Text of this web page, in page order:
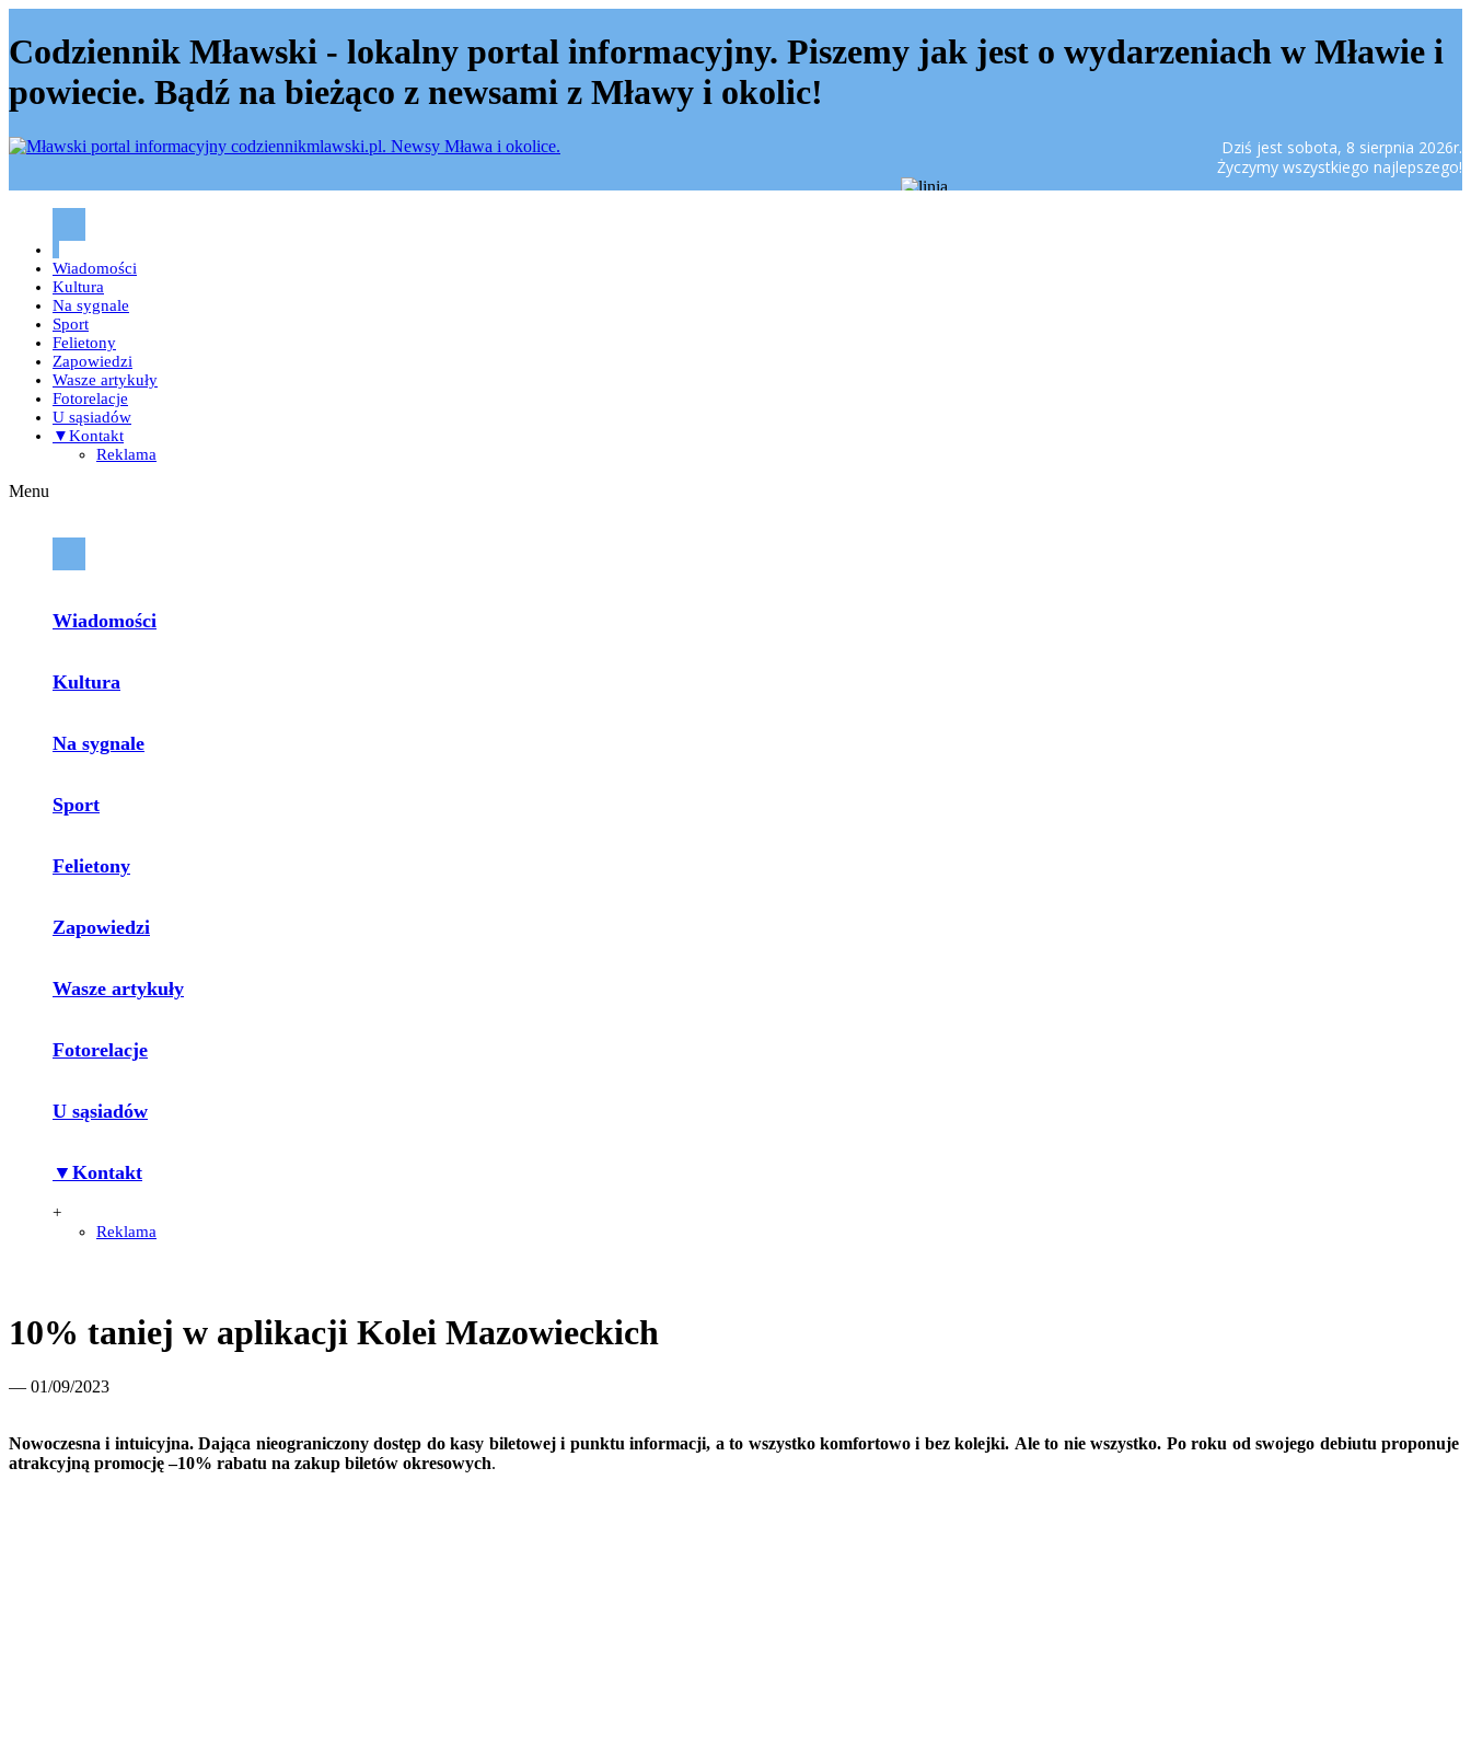
Codziennik Mławski - lokalny portal informacyjny. Piszemy jak jest o wydarzeniach w Mławie i
powiecie. Bądź na bieżąco z newsami z Mławy i okolic!
Dziś jest sobota, 8 sierpnia 2026r.
Życzymy wszystkiego najlepszego!
Codziennik mławski – Mława
Wiadomości
Kultura
Na sygnale
Sport
Felietony
Zapowiedzi
Wasze artykuły
Fotorelacje
U sąsiadów
▼Kontakt
Reklama
Menu
Wiadomości
Kultura
Na sygnale
Sport
Felietony
Zapowiedzi
Wasze artykuły
Fotorelacje
U sąsiadów
▼Kontakt
+
Reklama
10% taniej w aplikacji Kolei Mazowieckich
— 01/09/2023
Nowoczesna i intuicyjna. Dająca nieograniczony dostęp do kasy biletowej i punktu informacji, a to wszystko komfortowo i bez kolejki. Ale to nie wszystko. Po roku od swojego debiutu proponuje
atrakcyjną promocję –10% rabatu na zakup biletów okresowych.